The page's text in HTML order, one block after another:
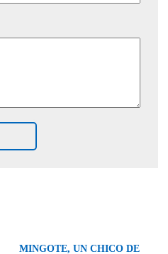
MINGOTE, UN CHICO DE